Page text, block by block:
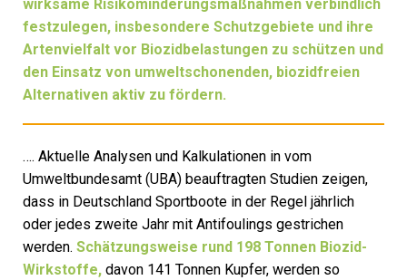
wirksame Risikominderungsmaßnahmen verbindlich
festzulegen, insbesondere Schutzgebiete und ihre
Artenvielfalt vor Biozidbelastungen zu schützen und
den Einsatz von umweltschonenden, biozidfreien
Alternativen aktiv zu fördern.
…. Aktuelle Analysen und Kalkulationen in vom
Umweltbundesamt (UBA) beauftragten Studien zeigen,
dass in Deutschland Sportboote in der Regel jährlich
oder jedes zweite Jahr mit Antifoulings gestrichen
werden. Schätzungsweise rund 198 Tonnen Biozid-
Wirkstoffe, davon 141 Tonnen Kupfer, werden so